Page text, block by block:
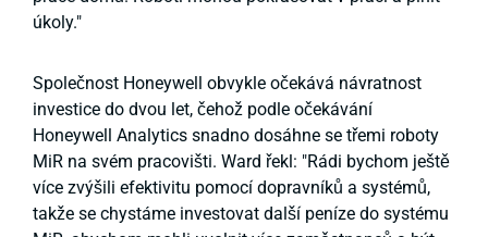
úkoly."
Společnost Honeywell obvykle očekává návratnost
investice do dvou let, čehož podle očekávání
Honeywell Analytics snadno dosáhne se třemi roboty
MiR na svém pracovišti. Ward řekl: "Rádi bychom ještě
více zvýšili efektivitu pomocí dopravníků a systémů,
takže se chystáme investovat další peníze do systému